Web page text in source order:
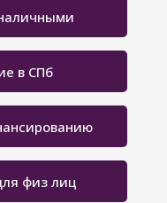
физ лиц
в СПб